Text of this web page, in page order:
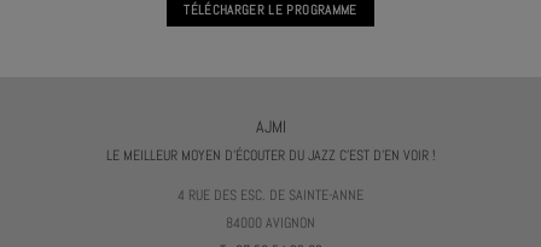
TÉLÉCHARGER LE PROGRAMME
AJMI
LE MEILLEUR MOYEN D'ÉCOUTER DU JAZZ C'EST D'EN VOIR !
4 RUE DES ESC. DE SAINTE-ANNE
84000 AVIGNON